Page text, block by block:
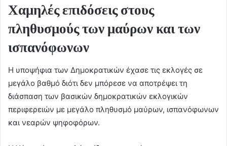
Χαμηλές επιδόσεις στους
πληθυσμούς των μαύρων και των
ισπανόφωνων
Η υποψήφια των Δημοκρατικών έχασε τις εκλογές σε
μεγάλο βαθμό διότι δεν μπόρεσε να αποτρέψει τη
διάσπαση των βασικών δημοκρατικών εκλογικών
περιφερειών με μεγάλο πληθυσμό μαύρων, ισπανόφωνων
και νεαρών ψηφοφόρων.